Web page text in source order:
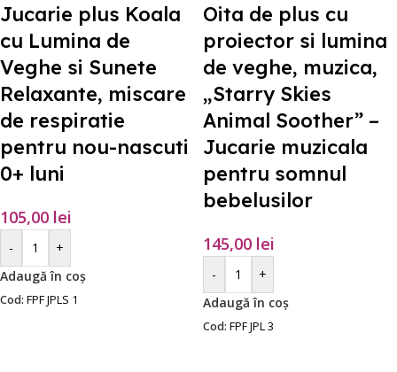
Jucarie plus Koala
cu Lumina de
Veghe si Sunete
Relaxante, miscare
de respiratie
pentru nou-nascuti
0+ luni
105,00 lei
-
+
Adaugă în coș
Cod: FPF JPLS 1
Oita de plus cu
proiector si lumina
de veghe, muzica,
„Starry Skies
Animal Soother” –
Jucarie muzicala
pentru somnul
bebelusilor
145,00 lei
-
+
Adaugă în coș
Cod: FPF JPL 3